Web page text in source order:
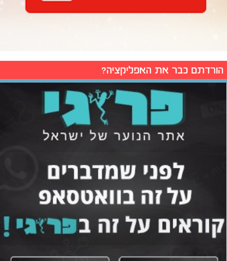
הורדתם כבר את האפליקציה?